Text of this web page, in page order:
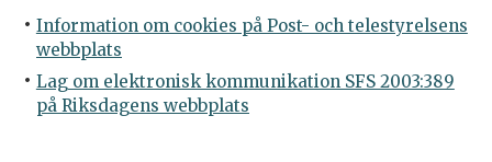
Information om cookies på Post- och telestyrelsens
webbplats
Lag om elektronisk kommunikation SFS 2003:389
på Riksdagens webbplats